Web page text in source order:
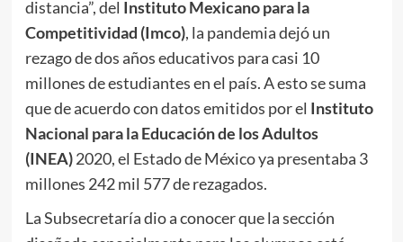
distancia”, del Instituto Mexicano para la
Competitividad (Imco), la pandemia dejó un
rezago de dos años educativos para casi 10
millones de estudiantes en el país. A esto se suma
que de acuerdo con datos emitidos por el Instituto
Nacional para la Educación de los Adultos
(INEA)2020, el Estado de México ya presentaba 3
millones 242 mil 577 de rezagados.
La Subsecretaría dio a conocer que la sección